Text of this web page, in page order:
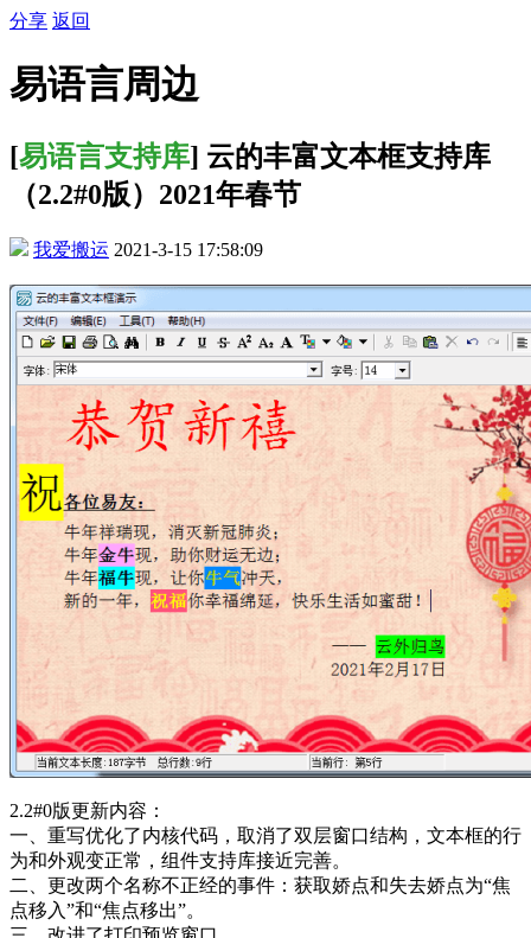
分享 返回
易语言周边
[易语言支持库] 云的丰富文本框支持库
（2.2#0版）2021年春节
我爱搬运 2021-3-15 17:58:09
2.2#0版更新内容：
一、重写优化了内核代码，取消了双层窗口结构，文本框的行
为和外观变正常，组件支持库接近完善。
二、更改两个名称不正经的事件：获取娇点和失去娇点为“焦
点移入”和“焦点移出”。